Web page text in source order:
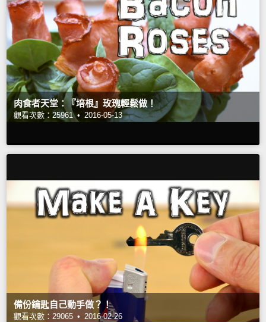
肉食者天堂：『培根』玫瑰輕鬆做！
觀看次數：25961 • 2016-05-13
備份鑰匙自己動手做？！
觀看次數：29065 • 2016-02-26